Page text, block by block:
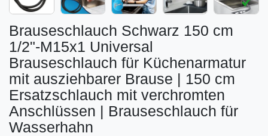
Brauseschlauch Schwarz 150 cm
1/2"-M15x1 Universal
Brauseschlauch für Küchenarmatur
mit ausziehbarer Brause | 150 cm
Ersatzschlauch mit verchromten
Anschlüssen | Brauseschlauch für
Wasserhahn